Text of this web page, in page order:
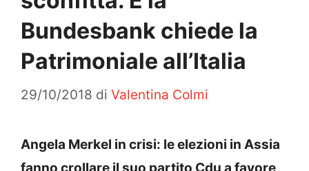
Bundesbank chiede la
Patrimoniale all’Italia
29/10/2018 di Valentina Colmi
Angela Merkel in crisi: le elezioni in Assia
fanno crollare il suo partito Cdu a favore